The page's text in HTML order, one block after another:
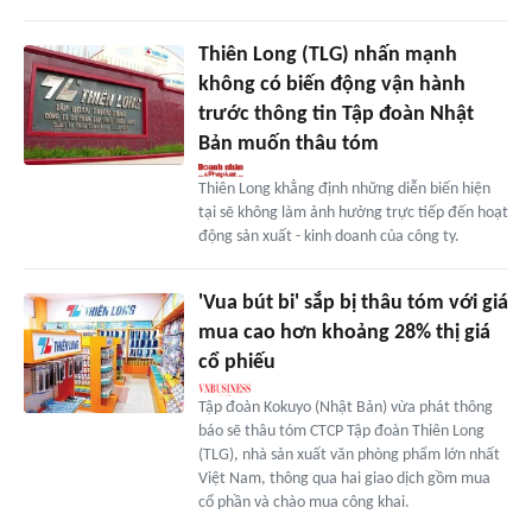
Thiên Long (TLG) nhấn mạnh
không có biến động vận hành
trước thông tin Tập đoàn Nhật
Bản muốn thâu tóm
Thiên Long khẳng định những diễn biến hiện
tại sẽ không làm ảnh hưởng trực tiếp đến hoạt
động sản xuất - kinh doanh của công ty.
'Vua bút bi' sắp bị thâu tóm với giá
mua cao hơn khoảng 28% thị giá
cổ phiếu
Tập đoàn Kokuyo (Nhật Bản) vừa phát thông
báo sẽ thâu tóm CTCP Tập đoàn Thiên Long
(TLG), nhà sản xuất văn phòng phẩm lớn nhất
Việt Nam, thông qua hai giao dịch gồm mua
cổ phần và chào mua công khai.